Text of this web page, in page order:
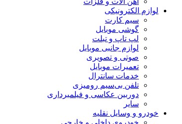
لوازم الکترونیکی
سیم کارت
گوشی موبایل
لپ تاپ و تبلت
لوازم جانبی موبایل
صوتی و تصویری
تعمیرات موبایل
خدمات سانترال
تلفن بی‌سیم رومیزی
دوربین عکاسی و فیلمبرداری
سایر
خودرو و وسایل نقلیه